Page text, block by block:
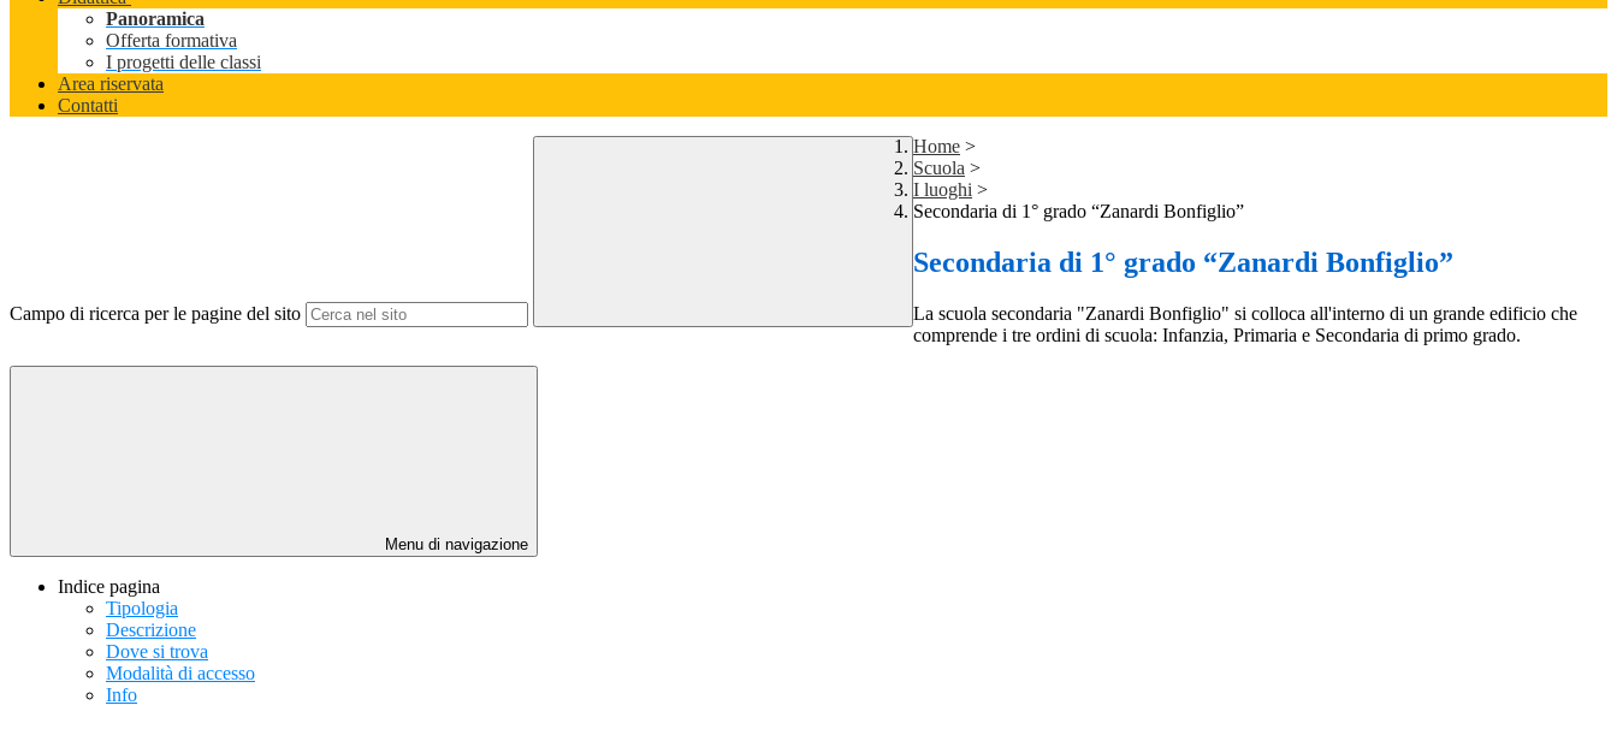
Panoramica
Offerta formativa
I progetti delle classi
Area riservata
Contatti
Campo di ricerca per le pagine del sito
Home >
Scuola >
I luoghi >
Secondaria di 1° grado “Zanardi Bonfiglio”
Secondaria di 1° grado “Zanardi Bonfiglio”
La scuola secondaria "Zanardi Bonfiglio" si colloca all'interno di un grande edificio che
comprende i tre ordini di scuola: Infanzia, Primaria e Secondaria di primo grado.
Menu di navigazione
Indice pagina
Tipologia
Descrizione
Dove si trova
Modalità di accesso
Info